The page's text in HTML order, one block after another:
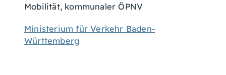
Mobilität, kommunaler ÖPNV
Ministerium für Verkehr Baden-
Württemberg